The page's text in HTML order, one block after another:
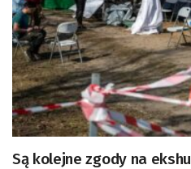
Są kolejne zgody na